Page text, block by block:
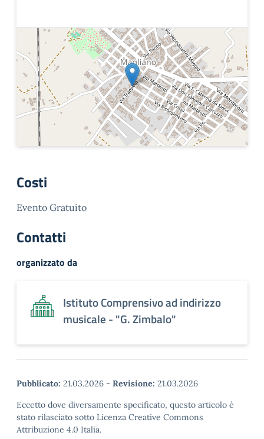
Costi
Evento Gratuito
Contatti
organizzato da
Istituto Comprensivo ad indirizzo
musicale - "G. Zimbalo"
Pubblicato: 21.03.2026 - Revisione: 21.03.2026
Eccetto dove diversamente specificato, questo articolo è
stato rilasciato sotto Licenza Creative Commons
Attribuzione 4.0 Italia.